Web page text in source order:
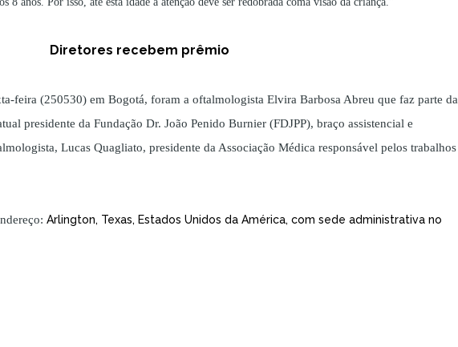
Diretores recebem prêmio
feira (250530) em Bogotá, foram a oftalmologista Elvira Barbosa Abreu que faz parte da
presidente da Fundação Dr. João Penido Burnier (FDJPP), braço assistencial e
Lucas Quagliato, presidente da Associação Médica responsável pelos trabalhos
Arlington, Texas, Estados Unidos da América, com sede administrativa no